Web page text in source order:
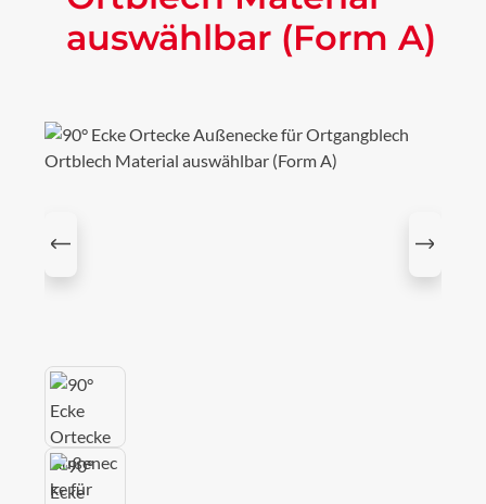
auswählbar (Form A)
Bildergalerie überspringen